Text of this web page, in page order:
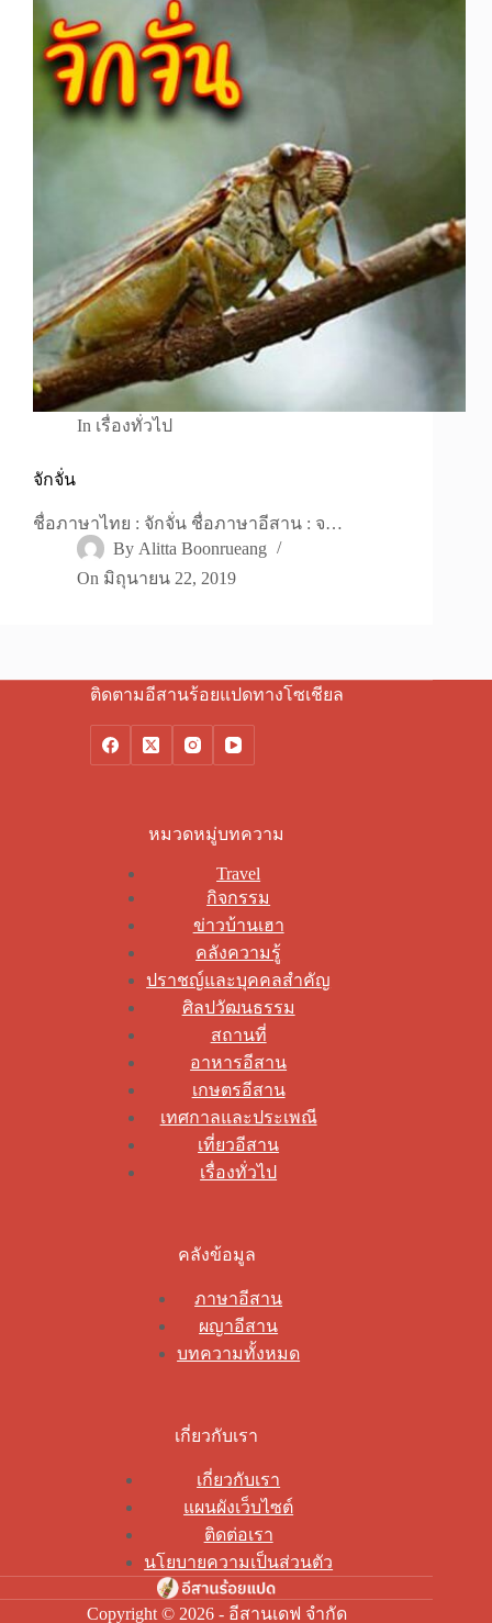
In เรื่องทั่วไป
จักจั่น
ชื่อภาษาไทย : จักจั่น ชื่อภาษาอีสาน : จ…
By Alitta Boonrueang
On มิถุนายน 22, 2019
ติดตามอีสานร้อยแปดทางโซเชียล
หมวดหมู่บทความ
Travel
กิจกรรม
ข่าวบ้านเฮา
คลังความรู้
ปราชญ์และบุคคลสำคัญ
ศิลปวัฒนธรรม
สถานที่
อาหารอีสาน
เกษตรอีสาน
เทศกาลและประเพณี
เที่ยวอีสาน
เรื่องทั่วไป
คลังข้อมูล
ภาษาอีสาน
ผญาอีสาน
บทความทั้งหมด
เกี่ยวกับเรา
เกี่ยวกับเรา
แผนผังเว็บไซต์
ติดต่อเรา
นโยบายความเป็นส่วนตัว
Copyright © 2026 - อีสานเดฟ จำกัด